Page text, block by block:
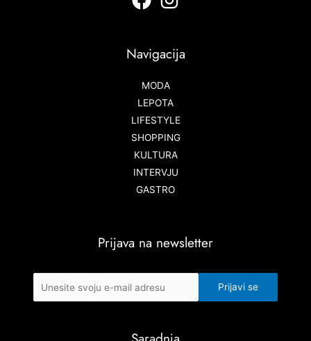
Navigacija
MODA
LEPOTA
LIFESTYLE
SHOPPING
KULTURA
INTERVJU
GASTRO
Prijava na newsletter